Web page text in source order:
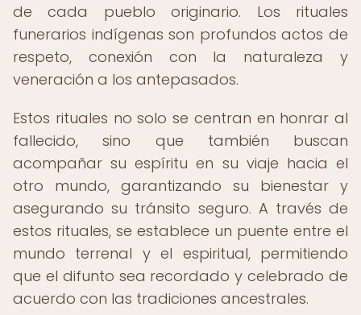
de cada pueblo originario. Los rituales
funerarios indígenas son profundos actos de
respeto, conexión con la naturaleza y
veneración a los antepasados.
Estos rituales no solo se centran en honrar al
fallecido, sino que también buscan
acompañar su espíritu en su viaje hacia el
otro mundo, garantizando su bienestar y
asegurando su tránsito seguro. A través de
estos rituales, se establece un puente entre el
mundo terrenal y el espiritual, permitiendo
que el difunto sea recordado y celebrado de
acuerdo con las tradiciones ancestrales.